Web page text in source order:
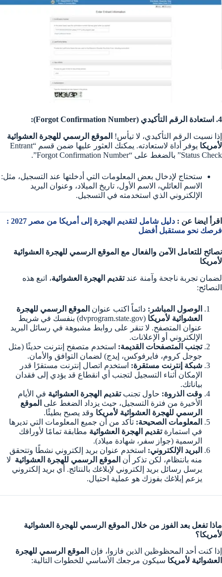
4. استعادة الرقم التأكيدي (Forgot Confirmation Number):
إذا نسيت الرقم التأكيدي، لا تيأس! الموقع الرسمي للهجرة العشوائية
لأمريكا
يوفر أداة لاستعادته. يمكنك العثور عليها ضمن قسم “Entrant
Status Check” بالضغط على “Forgot Confirmation Number”.
ستحتاج لإدخال بعض المعلومات التي أدخلتها عند التسجيل، مثل:
الاسم العائلي، الاسم الأول، تاريخ الميلاد، وعنوان البريد
الإلكتروني الذي استخدمته في التسجيل.
اقرأ ايضا عن :
دليل شامل لتقديم الهجرة إلى أمريكا من مصر 2027 :
فرصك نحو مستقبل أفضل
نصائح للتعامل الآمن والفعال مع الموقع الرسمي للهجرة العشوائية
لأمريكا
لضمان تجربة ناجحة وآمنة عندتقديم الهجرة العشوائية، اتبع هذه
النصائح:
الوصول المباشر: دائماً اكتب عنوان الموقع الرسمي للهجرة
العشوائية لأمريكا
(dvprogram.state.gov) بنفسك في شريط
عنوان المتصفح. لا تنقر على روابط مشبوهة في رسائل البريد
الإلكتروني أو الإعلانات.
تجنب المتصفحات القديمة: استخدم متصفح إنترنت حديثًا (مثل
جوجل كروم، فايرفوكس، إيدج) لضمان التوافق والأمان.
شبكة إنترنت مستقرة: استخدم اتصال إنترنت مستقرًا قدر
الإمكان أثناء التسجيل لتجنب أي انقطاع قد يؤدي إلى فقدان
بياناتك.
وقت الذروة: حاول تجنبتقديم الهجرة العشوائية في الأيام
الأخيرة من فترة التسجيل، حيث يزداد الضغط على الموقع
الرسمي للهجرة العشوائية لأمريكا وقد يصبح بطيئًا.
المعلومات الصحيحة: تأكد من أن جميع المعلومات التي تديرها
في استمارةتقديم الهجرة العشوائية مطابقة تمامًا لأوراقك
الرسمية (جواز سفر، شهادة ميلاد).
البريد الإلكتروني: استخدم عنوان بريد إلكتروني نشطًا وتتحقق
منه بانتظام، لكن تذكر أن الموقع الرسمي للهجرة العشوائية لا
يرسل رسائل بريد إلكتروني لإبلاغك بالنتائج. أي بريد إلكتروني
يزعم إبلاغك بفوزك هو عملية احتيال.
ماذا تفعل بعد الفوز من خلال الموقع الرسمي للهجرة العشوائية
لأمريكا؟
إذا كنت أحد المحظوظين الذين فازوا، فإن الموقع الرسمي للهجرة
العشوائية لأمريكا سيكون مرجعك الأساسي للخطوات التالية: